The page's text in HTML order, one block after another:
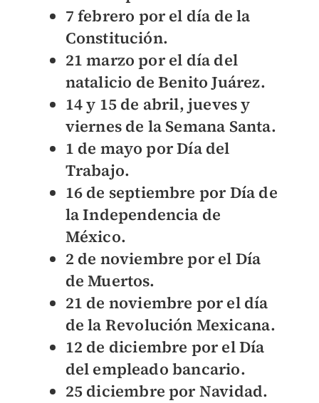
7 febrero por el día de la
Constitución.
21 marzo por el día del
natalicio de Benito Juárez.
14 y 15 de abril, jueves y
viernes de la Semana Santa.
1 de mayo por Día del
Trabajo.
16 de septiembre por Día de
la Independencia de
México.
2 de noviembre por el Día
de Muertos.
21 de noviembre por el día
de la Revolución Mexicana.
12 de diciembre por el Día
del empleado bancario.
25 diciembre por Navidad.